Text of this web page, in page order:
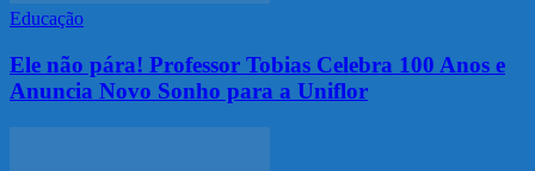
Educação
Ele não pára! Professor Tobias Celebra 100 Anos e
Anuncia Novo Sonho para a Uniflor